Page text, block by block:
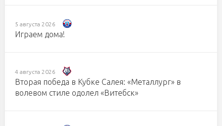
5 августа 2026
Играем дома!
4 августа 2026
Вторая победа в Кубке Салея: «Металлург» в
волевом стиле одолел «Витебск»